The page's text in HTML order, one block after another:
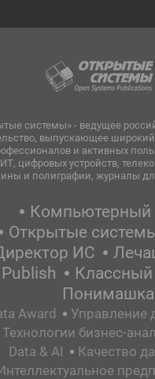
системы» - ведущее
выпускающее
и активных
цифровых устройств,
и полиграфии, журналы
Компьютерный
Открытые
ИС
Publish
Понимашка
Award
Управление
Технологии бизнес-
Data & AI
Качество